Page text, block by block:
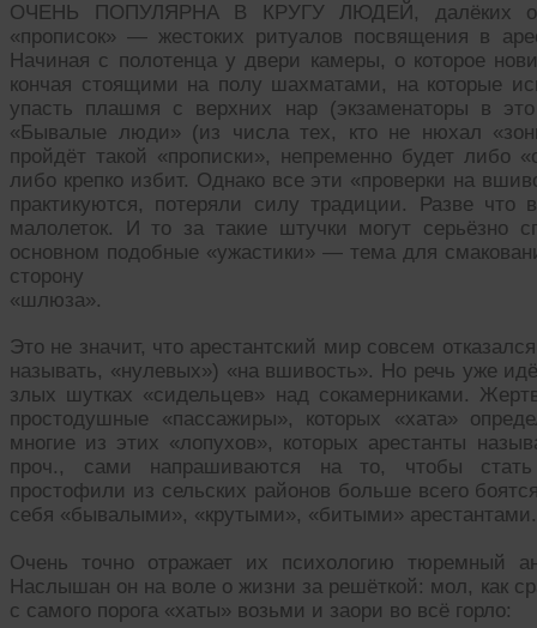
ОЧЕНЬ ПОПУЛЯРНА В КРУГУ ЛЮДЕЙ, далёких от
«прописок» — жестоких ритуалов посвящения в
Начиная с полотенца у двери камеры, о которое
кончая стоящими на полу шахматами, на которые
упасть плашмя с верхних нар (экзаменаторы в
«Бывалые люди» (из числа тех, кто не нюхал
пройдёт такой «прописки», непременно будет либо
либо крепко избит. Однако все эти «проверки на
практикуются, потеряли силу традиции. Разве
малолеток. И то за такие штучки могут серьёзно
основном подобные «ужастики» — тема для
сторону
«шлюза».
Это не значит, что арестантский мир совсем
называть, «нулевых») «на вшивость». Но речь уже
злых шутках «сидельцев» над сокамерниками.
простодушные «пассажиры», которых «хата»
многие из этих «лопухов», которых арестанты
проч., сами напрашиваются на то, чтобы стать
простофили из сельских районов больше всего
себя «бывалыми», «крутыми», «битыми» арестантами.
Очень точно отражает их психологию тюремный
Наслышан он на воле о жизни за решёткой: мол, как
с самого порога «хаты» возьми и заори во всё горло: